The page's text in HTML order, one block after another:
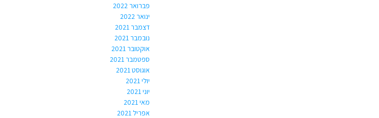
פברואר 2022
ינואר 2022
דצמבר 2021
נובמבר 2021
אוקטובר 2021
ספטמבר 2021
אוגוסט 2021
יולי 2021
יוני 2021
מאי 2021
אפריל 2021